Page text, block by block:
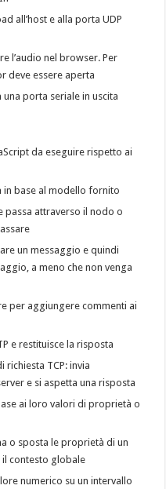
all’host e alla porta UDP
l’audio nel browser. Per
deve essere aperta
una porta seriale in uscita
da eseguire rispetto ai
base al modello fornito
passa attraverso il nodo o
un messaggio e quindi
a meno che non venga
per aggiungere commenti ai
e restituisce la risposta
richiesta TCP: invia
e si aspetta una risposta
ai loro valori di proprietà o
o sposta le proprietà di un
contesto globale
numerico su un intervallo